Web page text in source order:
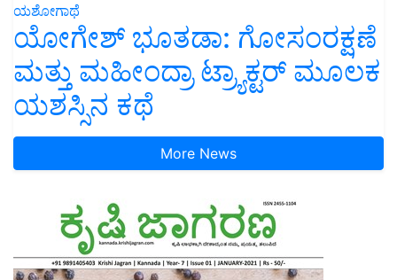
ಯಶೋಗಾಥೆ
ಯೋಗೇಶ್ ಭೂತಡಾ: ಗೋಸಂರಕ್ಷಣೆ
ಮತ್ತು ಮಹೀಂದ್ರಾ ಟ್ರ್ಯಾಕ್ಟರ್ ಮೂಲಕ
ಯಶಸ್ಸಿನ ಕಥೆ
More News